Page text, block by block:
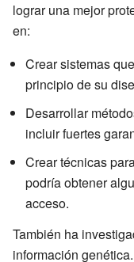
lograr una mejor
en:
Crear sistemas
principio de su
Desarrollar
incluir fuertes
Crear técnicas
podría obtener
acceso.
También ha
información